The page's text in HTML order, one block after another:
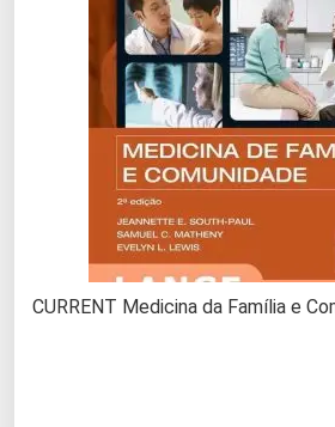
CURRENT Medicina da Família e